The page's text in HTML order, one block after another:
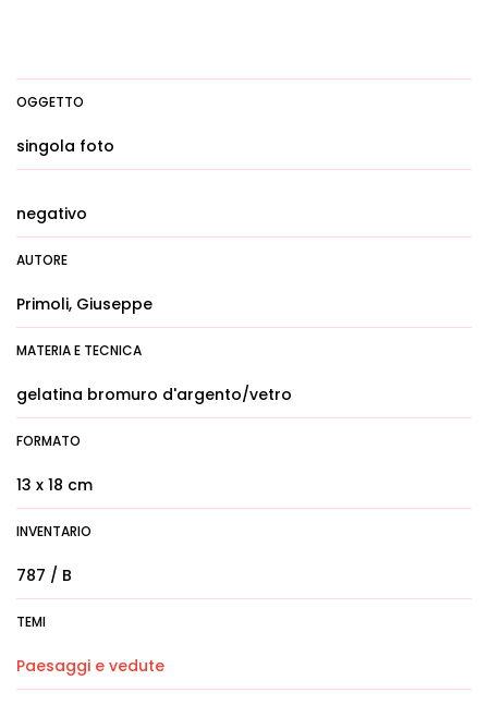
OGGETTO
singola foto
negativo
AUTORE
Primoli, Giuseppe
MATERIA E TECNICA
gelatina bromuro d'argento/vetro
FORMATO
13 x 18 cm
INVENTARIO
787 / B
TEMI
Paesaggi e vedute